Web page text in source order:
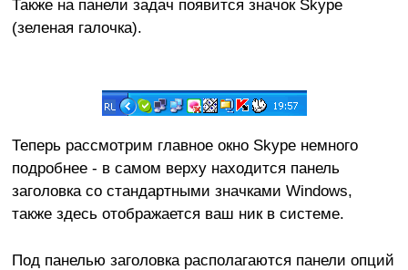
Также на панели задач появится значок Skype
(зеленая галочка).
Теперь рассмотрим главное окно Skype немного
подробнее - в самом верху находится панель
заголовка со стандартными значками Windows,
также здесь отображается ваш ник в системе.
Под панелью заголовка располагаются панели опций